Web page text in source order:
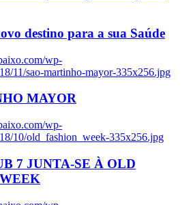
destino para a sua Saúde
wp-
11/sao-martinho-mayor-335x256.jpg
MAYOR
wp-
10/old_fashion_week-335x256.jpg
7 JUNTA-SE À OLD